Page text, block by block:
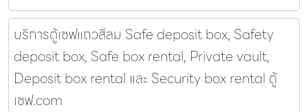
บริการตู้เซฟแถวสีลม Safe deposit box, Safety
deposit box, Safe box rental, Private vault,
Deposit box rental และ Security box rental ตู้
เซฟ.com